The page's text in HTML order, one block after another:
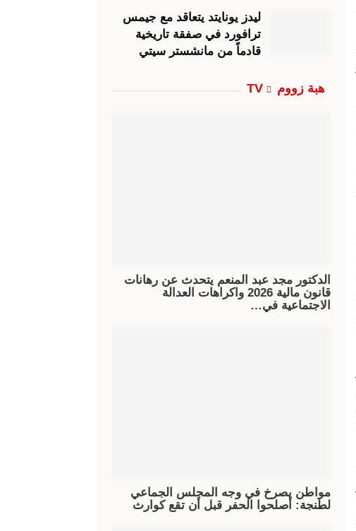
ليدز يونايتد يتعاقد مع جيمس
ترافورد في صفقة تاريخية
قادماً من مانشستر سيتي
هبة زووم TV
الدكتور مجد عبد المنعم يتحدث عن رهانات
قانون مالية 2026 واكراهات العدالة
الاجتماعية في…
مواطن يصرخ في وجه المجلس الجماعي
لطنجة: أصلحوا الحفر قبل أن تقع كوارث